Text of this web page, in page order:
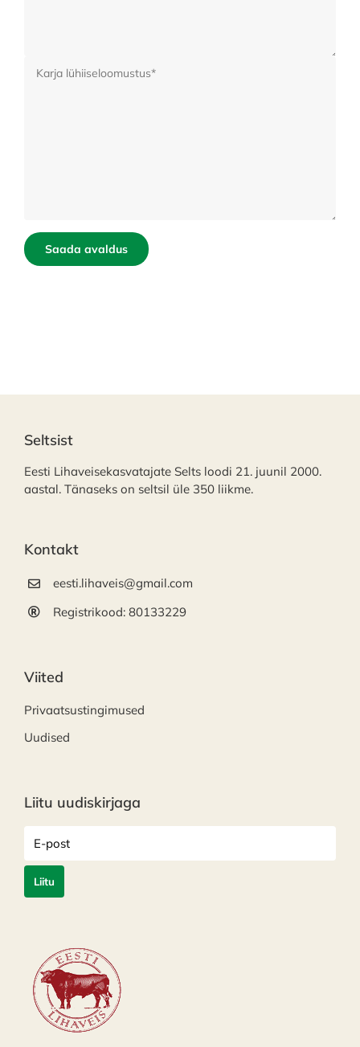
Seltsist
Eesti Lihaveisekasvatajate Selts loodi 21. juunil 2000.
aastal. Tänaseks on seltsil üle 350 liikme.
Kontakt
eesti.lihaveis@gmail.com
Registrikood: 80133229
Viited
Privaatsustingimused
Uudised
Liitu uudiskirjaga